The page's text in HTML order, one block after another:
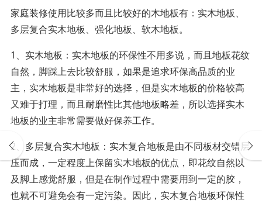
家庭装修使用比较多而且比较好的木地板有：实木地板、
多层复合实木地板、强化地板、软木地板。
1、实木地板：实木地板的环保性不用多说，而且地板花纹
自然，脚踩上去比较舒服，如果是追求环保高品质的业
主，实木地板是非常好的选择，但是实木地板的价格较高
又难于打理，而且耐磨性比其他地板略差，所以选择实木
地板的业主非常需要做好保养工作。
2、多层复合实木地板：实木复合地板是由不同板材交错层
压而成，一定程度上保留实木地板的优点，即花纹自然以
及脚上感觉舒服，但是在制作过程中需要用到一定的胶，
也就不可避免会有一定污染。因此，实木复合地板环保性